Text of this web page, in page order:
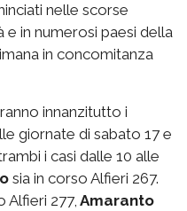
nelle scorse
e in numerosi paesi della
in concomitanza
innanzitutto i
giornate di sabato 17 e
i casi dalle 10 alle
sia in corso Alfieri 267.
Alfieri 277, Amaranto